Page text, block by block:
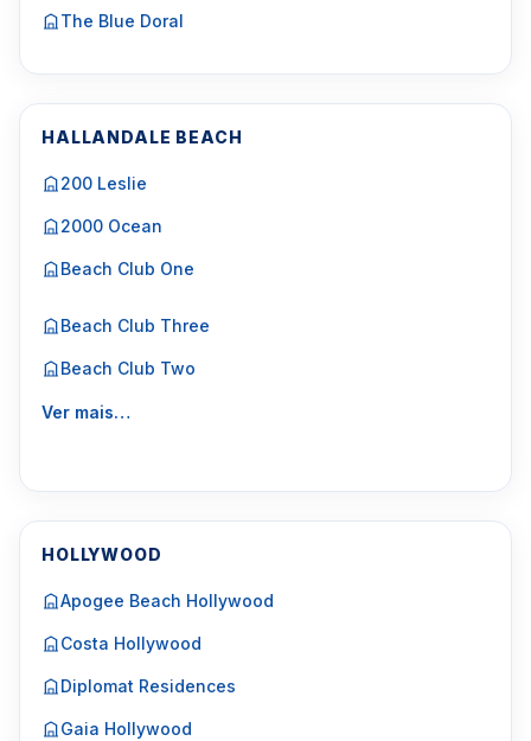
The Blue Doral
HALLANDALE BEACH
200 Leslie
2000 Ocean
Beach Club One
Beach Club Three
Beach Club Two
Ver mais…
HOLLYWOOD
Apogee Beach Hollywood
Costa Hollywood
Diplomat Residences
Gaia Hollywood